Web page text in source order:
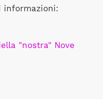
informazioni:
"nostra" Nove